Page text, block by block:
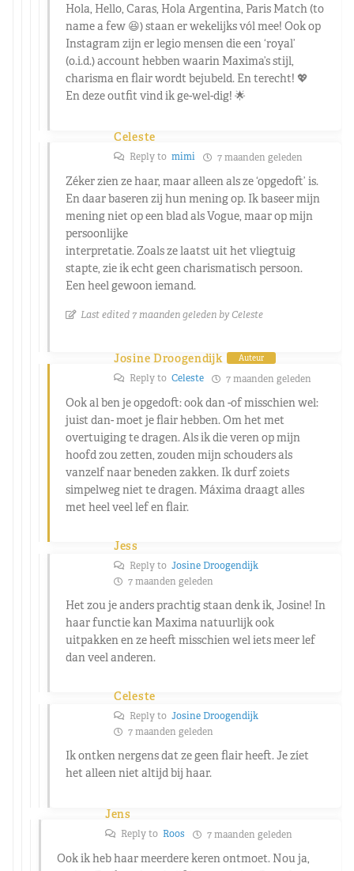
Hola, Hello, Caras, Hola Argentina, Paris Match (to
name a few 😆) staan er wekelijks vól mee! Ook op
Instagram zijn er legio mensen die een ‘royal’
(o.i.d.) account hebben waarin Maxima’s stijl,
charisma en flair wordt bejubeld. En terecht! 💖
En deze outfit vind ik ge-wel-dig! 🌟
Celeste
Reply to mimi 7 maanden geleden
Zéker zien ze haar, maar alleen als ze ‘opgedoft’ is.
En daar baseren zij hun mening op. Ik baseer mijn
mening niet op een blad als Vogue, maar op mijn
persoonlijke
interpretatie. Zoals ze laatst uit het vliegtuig
stapte, zie ik echt geen charismatisch persoon.
Een heel gewoon iemand.
Last edited 7 maanden geleden by Celeste
Josine Droogendijk Auteur
Reply to Celeste 7 maanden geleden
Ook al ben je opgedoft: ook dan -of misschien wel:
juist dan- moet je flair hebben. Om het met
overtuiging te dragen. Als ik die veren op mijn
hoofd zou zetten, zouden mijn schouders als
vanzelf naar beneden zakken. Ik durf zoiets
simpelweg niet te dragen. Máxima draagt alles
met heel veel lef en flair.
Jess
Reply to Josine Droogendijk
7 maanden geleden
Het zou je anders prachtig staan denk ik, Josine! In
haar functie kan Maxima natuurlijk ook
uitpakken en ze heeft misschien wel iets meer lef
dan veel anderen.
Celeste
Reply to Josine Droogendijk
7 maanden geleden
Ik ontken nergens dat ze geen flair heeft. Je zíet
het alleen niet altijd bij haar.
Jens
Reply to Roos 7 maanden geleden
Ook ik heb haar meerdere keren ontmoet. Nou ja,